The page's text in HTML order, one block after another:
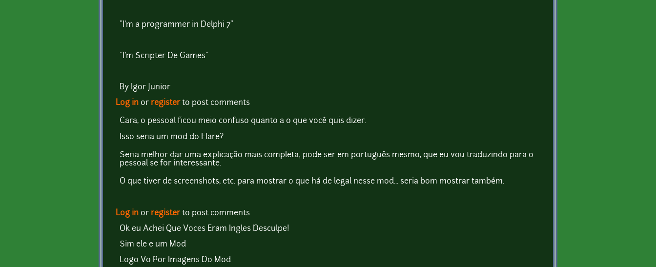
"I'm a programmer in Delphi 7"
"I'm Scripter De Games"
By Igor Junior
Log in or registerto post comments
Cara, o pessoal ficou meio confuso quanto a o que você quis dizer.
Isso seria um mod do Flare?
Seria melhor dar uma explicação mais completa; pode ser em português mesmo, que eu vou traduzindo para o
pessoal se for interessante.
O que tiver de screenshots, etc. para mostrar o que há de legal nesse mod... seria bom mostrar também.
Log in or registerto post comments
Ok eu Achei Que Voces Eram Ingles Desculpe!
Sim ele e um Mod
Logo Vo Por Imagens Do Mod